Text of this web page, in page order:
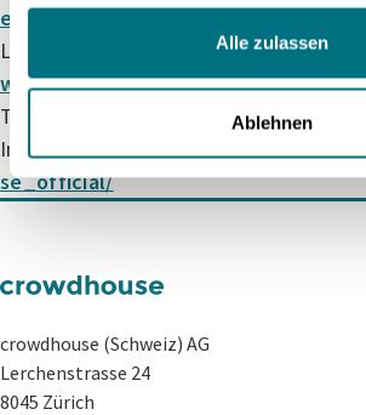
Alle zulassen
Ablehnen
eCH
LinkedIn:
https://www.linkedin.com/
wdhouse-ch
Twitter:
https://twitter.com/
Instagram:https://
se_official/
crowdhouse (Schweiz) AG
Lerchenstrasse 24
8045 Zürich